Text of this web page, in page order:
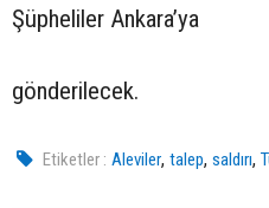
Şüpheliler Ankara’ya
gönderilecek.
Etiketler : Aleviler,talep,saldırı,